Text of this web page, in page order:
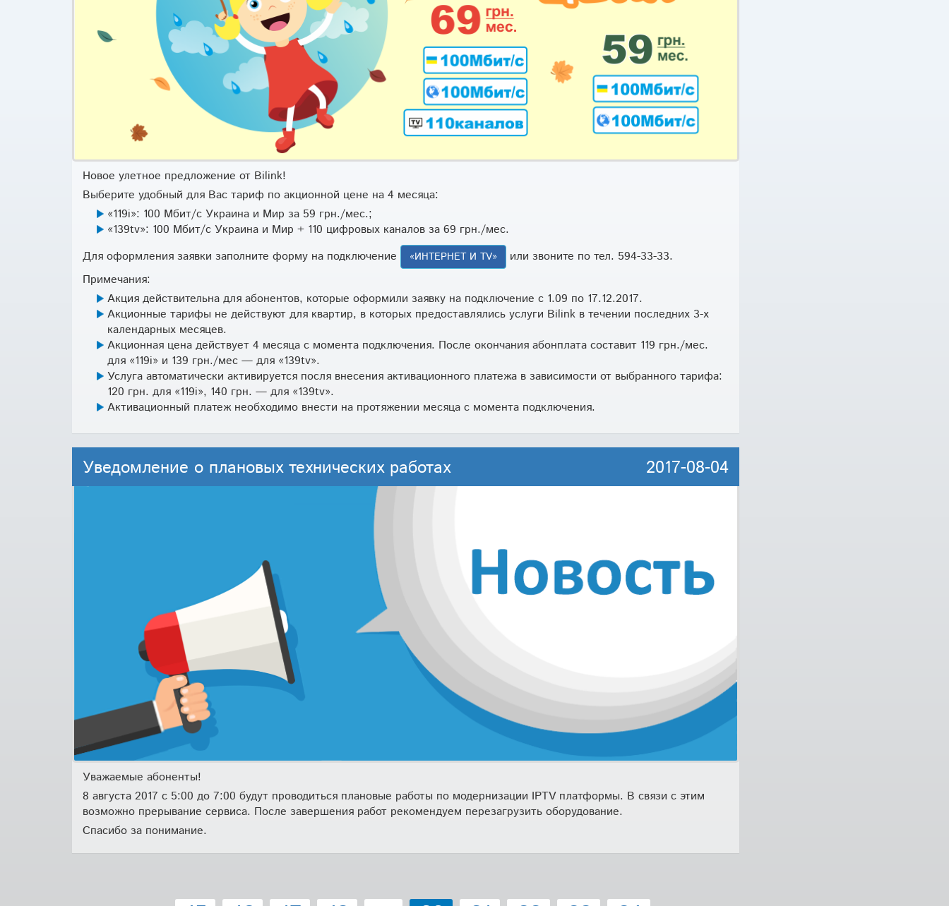
Новое улетное предложение от Bilink!
Выберите удобный для Вас тариф по акционной цене на 4 месяца:
«119i»: 100 Мбит/с Украина и Мир за 59 грн./мес.;
«139tv»: 100 Мбит/с Украина и Мир + 110 цифровых каналов за 69 грн./мес.
Для оформления заявки заполните форму на подключение
«ИНТЕРНЕТ И TV»
или звоните по тел. 594-33-33.
Примечания:
Акция действительна для абонентов, которые оформили заявку на подключение с 1.09 по 17.12.2017.
Акционные тарифы не действуют для квартир, в которых предоставлялись услуги Bilink в течении последних 3-х
календарных месяцев.
Акционная цена действует 4 месяца с момента подключения. После окончания абонплата составит 119 грн./мес.
для «119i» и 139 грн./мес — для «139tv».
Услуга автоматически активируется посля внесения активационного платежа в зависимости от выбранного тарифа:
120 грн. для «119i», 140 грн. — для «139tv».
Активационный платеж необходимо внести на протяжении месяца с момента подключения.
Уведомление о плановых технических работах 2017-08-04
Уважаемые абоненты!
8 августа 2017 с 5:00 до 7:00 будут проводиться плановые работы по модернизации IPTV платформы. В связи с этим
возможно прерывание сервиса. После завершения работ рекомендуем перезагрузить оборудование.
Спасибо за понимание.